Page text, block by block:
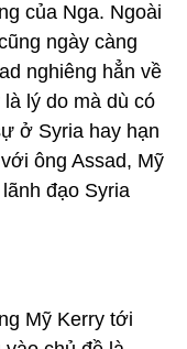
của Nga. Ngoài
ngày càng
nghiêng hẳn về
lý do mà dù có
ở Syria hay hạn
ông Assad, Mỹ
đạo Syria
Mỹ Kerry tới